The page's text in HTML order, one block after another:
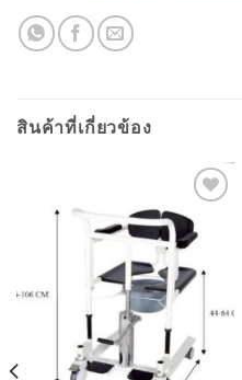
สินค้าที่เกี่ยวข้อง